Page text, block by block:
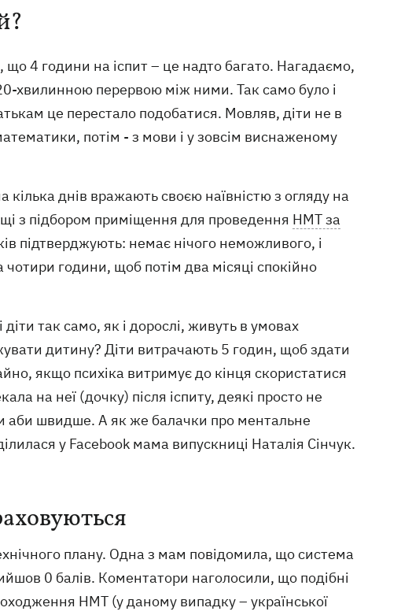
4 години на іспит – це надто багато. Нагадаємо,
хвилинною перервою між ними. Так само було і
це перестало подобатися. Мовляв, діти не в
потім - з мови і у зовсім виснаженому
днів вражають своєю наївністю з огляду на
з підбором приміщення для проведення НМТ за
підтверджують: немає нічого неможливого, і
години, щоб потім два місяці спокійно
так само, як і дорослі, живуть в умовах
дитину? Діти витрачають 5 годин, щоб здати
якщо психіка витримує до кінця скористатися
на неї (дочку) після іспиту, деякі просто не
аби швидше. А як же балачки про ментальне
у Facebook мама випускниці Наталія Сінчук.
плану. Одна з мам повідомила, що система
0 балів. Коментатори наголосили, що подібні
НМТ (у даному випадку – української